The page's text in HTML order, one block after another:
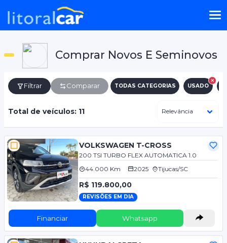
Comprar Novos E Seminovos
Filtrar Comparar TODAS CATEGORIAS USADO
Total de veículos: 11
VOLKSWAGEN T-CROSS
200 TSI TURBO FLEX AUTOMATICA 1.0
44.000 Km
2025 Tijucas/SC
R$ 119.800,00
REVISÕES EM DIA
Financiar Whatsapp